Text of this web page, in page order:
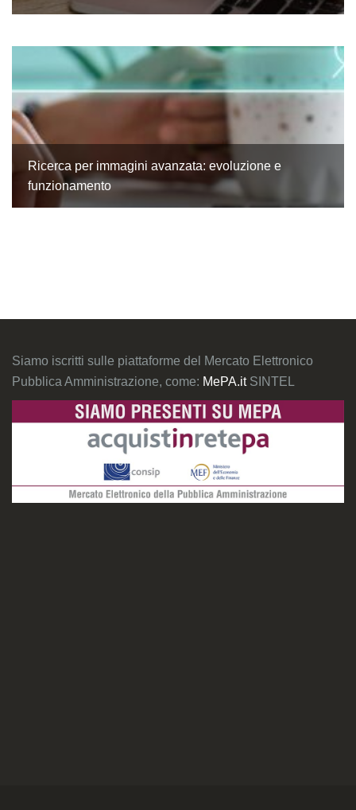
Ricerca per immagini avanzata: evoluzione e
funzionamento
Siamo iscritti sulle piattaforme del Mercato Elettronico
Pubblica Amministrazione, come: MePA.it SINTEL